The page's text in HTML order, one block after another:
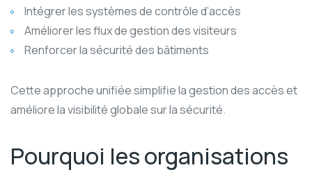
Intégrer les systèmes de contrôle d’accès
Améliorer les flux de gestion des visiteurs
Renforcer la sécurité des bâtiments
Cette approche unifiée simplifie la gestion des accès et
améliore la visibilité globale sur la sécurité.
Pourquoi les organisations